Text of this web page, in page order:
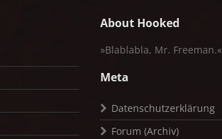
About Hooked
»Blablabla, Mr. Freeman.«
Meta
Datenschutzerklärung
Forum (Archiv)